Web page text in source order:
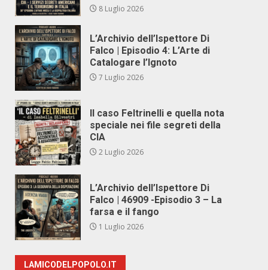
8 Luglio 2026
L’Archivio dell’Ispettore Di
Falco | Episodio 4: L’Arte di
Catalogare l’Ignoto
7 Luglio 2026
Il caso Feltrinelli e quella nota
speciale nei file segreti della
CIA
2 Luglio 2026
L’Archivio dell’Ispettore Di
Falco | 46909 -Episodio 3 – La
farsa e il fango
1 Luglio 2026
LAMICODELPOPOLO.IT